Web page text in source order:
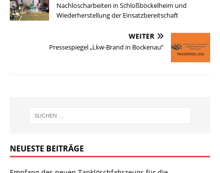
Nachlöscharbeiten in Schloßböckelheim und
Wiederherstellung der Einsatzbereitschaft
WEITER
Pressespiegel „Lkw-Brand in Bockenau“
NEUESTE BEITRÄGE